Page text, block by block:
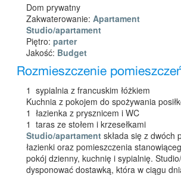
Dom prywatny
Zakwaterowanie: Apartament
Studio/apartament
Piętro: parter
Jakość: Budget
Rozmieszczenie
1 sypialnia z francuskim łóżkiem
Kuchnia z pokojem do spożywania
1 łazienka z prysznicem i WC
1 taras ze stołem i krzesełkami
Studio/apartament składa się z dwóch
łazienki oraz pomieszczenia
pokój dzienny, kuchnię i sypialnię.
dysponować dostawką, która w ciągu